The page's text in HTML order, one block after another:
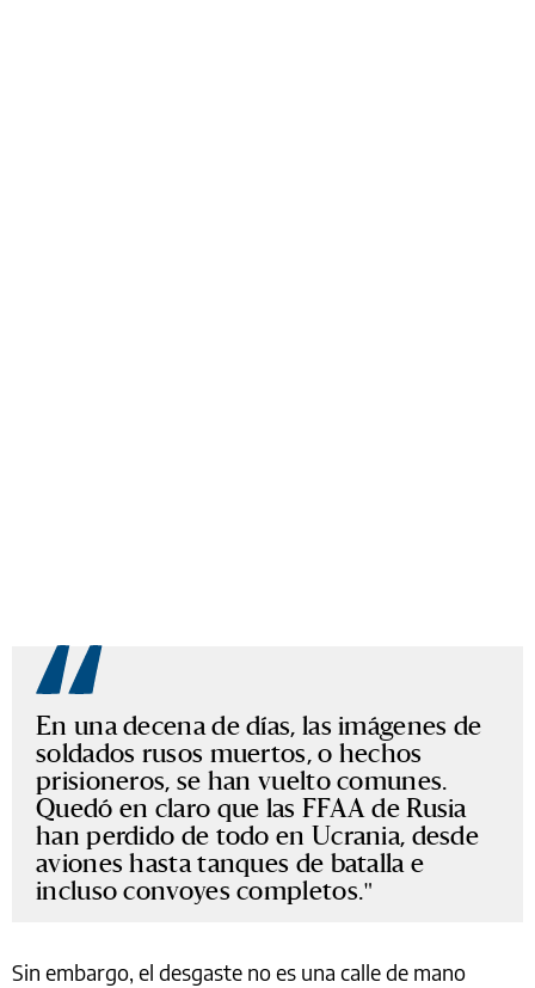
En una decena de días, las imágenes de
soldados rusos muertos, o hechos
prisioneros, se han vuelto comunes.
Quedó en claro que las FFAA de Rusia
han perdido de todo en Ucrania, desde
aviones hasta tanques de batalla e
incluso convoyes completos.
Sin embargo, el desgaste no es una calle de mano